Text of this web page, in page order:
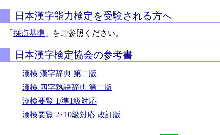
日本漢字能力検定を受験される方へ
「採点基準 」をご参照ください。
日本漢字検定協会の参考書
漢検 漢字辞典 第二版
漢検 四字熟語辞典 第二版
漢検要覧 1/準1級対応
漢検要覧 2~10級対応 改訂版